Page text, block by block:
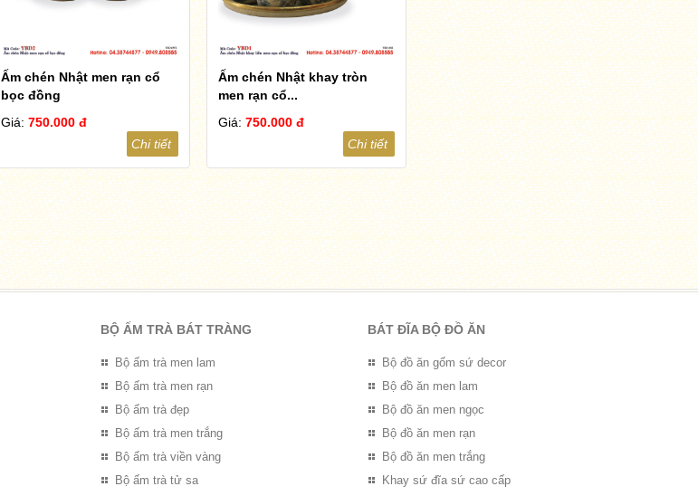
Ấm chén Nhật men rạn cổ
bọc đồng
Giá:750.000 đ
Chi tiết
Ấm chén Nhật khay tròn
men rạn cổ...
Giá: 750.000 đ
Chi tiết
BỘ ẤM TRÀ BÁT TRÀNG
Bộ ấm trà men lam
Bộ ấm trà men rạn
Bộ ấm trà đẹp
Bộ ấm trà men trắng
Bộ ấm trà viền vàng
Bộ ấm trà tử sa
BÁT ĐĨA BỘ ĐỒ ĂN
Bộ đồ ăn gốm sứ decor
Bộ đồ ăn men lam
Bộ đồ ăn men ngọc
Bộ đồ ăn men rạn
Bộ đồ ăn men trắng
Khay sứ đĩa sứ cao cấp